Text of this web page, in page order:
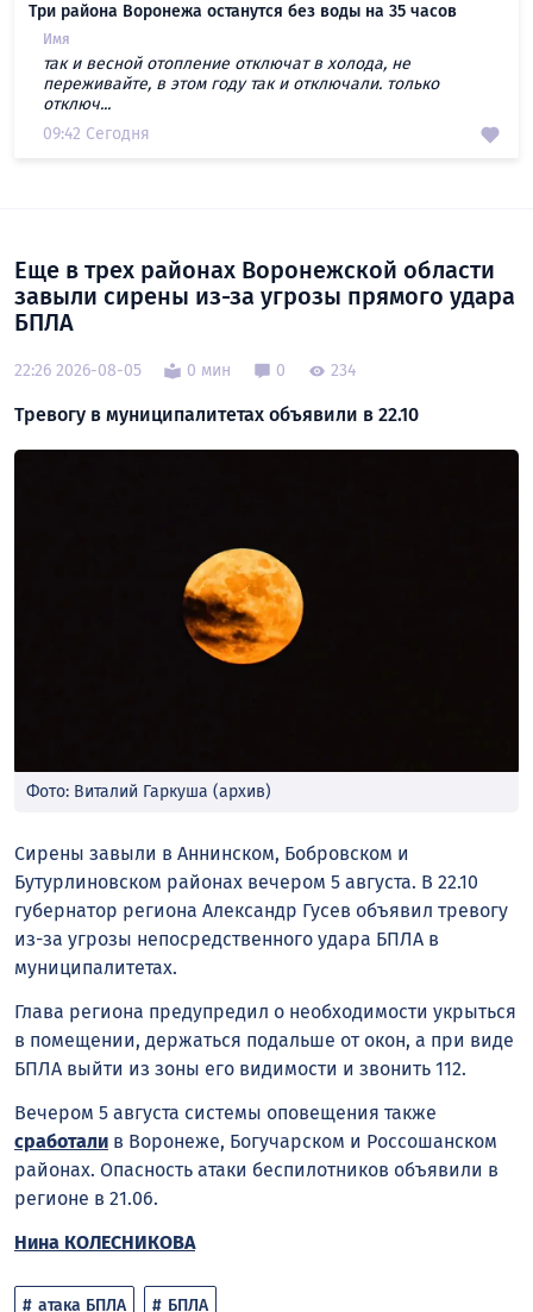
Три района Воронежа останутся без воды на 35 часов
Имя
так и весной отопление отключат в холода, не
переживайте, в этом году так и отключали. только
отключ...
09:42 Сегодня
Еще в трех районах Воронежской области
завыли сирены из-за угрозы прямого удара
БПЛА
22:26 2026-08-05 0 мин 0 234
Тревогу в муниципалитетах объявили в 22.10
Фото: Виталий Гаркуша (архив)
Сирены завыли в Аннинском, Бобровском и
Бутурлиновском районах вечером 5 августа. В 22.10
губернатор региона Александр Гусев объявил тревогу
из-за угрозы непосредственного удара БПЛА в
муниципалитетах.
Глава региона предупредил о необходимости укрыться
в помещении, держаться подальше от окон, а при виде
БПЛА выйти из зоны его видимости и звонить 112.
Вечером 5 августа системы оповещения также
сработали в Воронеже, Богучарском и Россошанском
районах. Опасность атаки беспилотников объявили в
регионе в 21.06.
Нина КОЛЕСНИКОВА
атака БПЛА БПЛА